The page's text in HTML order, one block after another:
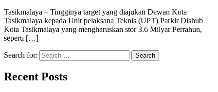
Tasikmalaya – Tingginya target yang diajukan Dewan Kota
Tasikmalaya kepada Unit pelaksana Teknis (UPT) Parkir Dishub
Kota Tasikmalaya yang mengharuskan stor 3.6 Milyar Perrahun,
seperti […]
Search for:
Recent Posts